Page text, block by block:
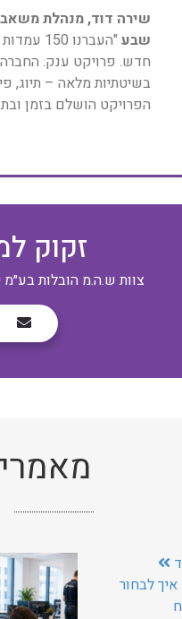
שירה דוד, מנהלת
שבע
חדש. פרויקט ענק.
בשיטתיות מלאה – תיוג,
הפרויקט הושלם בזמן
זקוק
צוות ש.ה.מ הובלות
לבחור